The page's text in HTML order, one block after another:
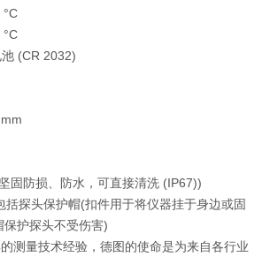
(CR 2032)
固防损、防水，可直接清洗 (IP67))
括探头保护帽(扣件用于将仪器挂于身边或固
保护探头不受伤害)
测量技术经验，德图的使命是为来自各行业